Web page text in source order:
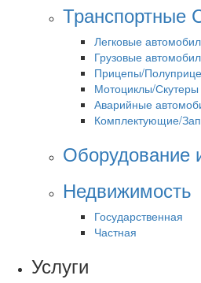
Транспортные
Легковые
Грузовые
Прицепы/
Мотоциклы/Скутеры
Аварийные
Комплектующие/
Оборудование
Недвижимость
Государственная
Частная
Услуги